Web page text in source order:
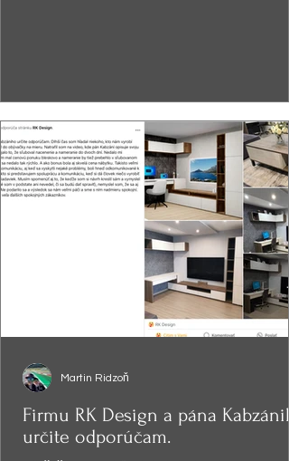
Firmu RK Design a pána
určite odporúčam.
Martin Ridzoň